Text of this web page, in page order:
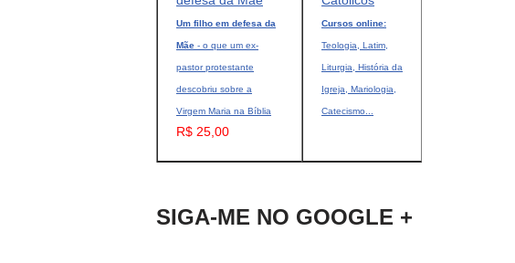
Um filho em defesa da
Mãe - o que um ex-
pastor protestante
descobriu sobre a
Virgem Maria na Bíblia
R$ 25,00
Cursos online:
Teologia, Latim,
Liturgia, História da
Igreja, Mariologia,
Catecismo...
SIGA-ME NO GOOGLE +